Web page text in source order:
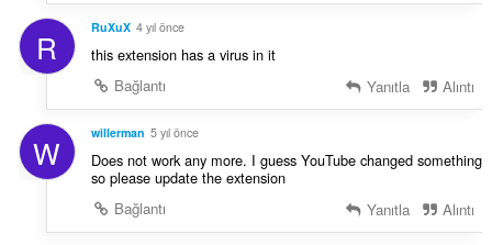
R RuXuX 4 yıl önce
this extension has a virus in it
Bağlantı
Yanıtla Alıntı
W willerman 5 yıl önce
Does not work any more. I guess YouTube changed something
so please update the extension
Bağlantı
Yanıtla Alıntı